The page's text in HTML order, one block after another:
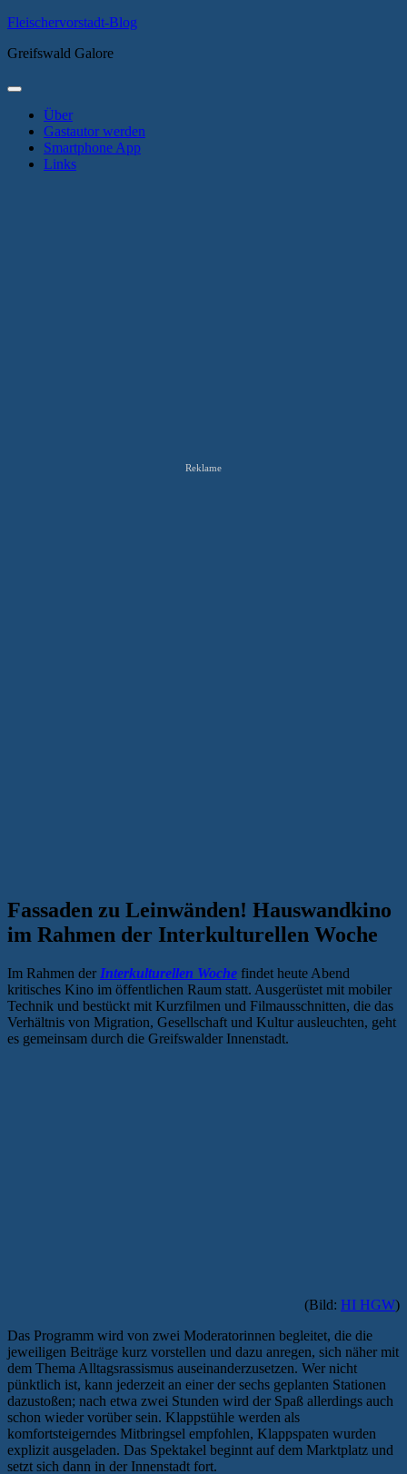
Zum
springen
Fleischervorstadt-Blog
Greifswald Galore
Primäres
Über
Gastautor werden
Smartphone App
Links
Reklame
Fassaden zu Leinwänden! Hauswandkino
im Rahmen der Interkulturellen Woche
Im Rahmen der Interkulturellen Woche findet heute Abend
kritisches Kino im öffentlichen Raum statt. Ausgerüstet mit mobiler
Technik und bestückt mit Kurzfilmen und Filmausschnitten, die das
Verhältnis von Migration, Gesellschaft und Kultur ausleuchten, geht
es gemeinsam durch die Greifswalder Innenstadt.
(Bild: HI HGW)
Das Programm wird von zwei Moderatorinnen begleitet, die die
jeweiligen Beiträge kurz vorstellen und dazu anregen, sich näher mit
dem Thema Alltagsrassismus auseinanderzusetzen. Wer nicht
pünktlich ist, kann jederzeit an einer der sechs geplanten Stationen
dazustoßen; nach etwa zwei Stunden wird der Spaß allerdings auch
schon wieder vorüber sein. Klappstühle werden als
komfortsteigerndes Mitbringsel empfohlen, Klappspaten wurden
explizit ausgeladen. Das Spektakel beginnt auf dem Marktplatz und
setzt sich dann in der Innenstadt fort.